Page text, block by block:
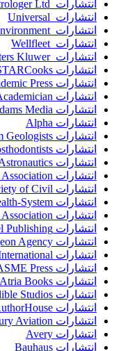
انتشارات The Wessex Astrologer Ltd
انتشارات Universal
انتشارات Water Environment
انتشارات Wellfleet
انتشارات Wolters Kluwer
انتشارات 5STARCooks
انتشارات Academic Press
انتشارات Academician
انتشارات Adams Media
انتشارات Alpha
انتشارات Amer Assn of Petroleum Geologists
انتشارات American College of Prosthodontists
انتشارات American Institute of Aeronautics and Astronautics
انتشارات American Pharmacists Association
انتشارات American Society of Civil
انتشارات American Society of Health-System
انتشارات American Water Works Association
انتشارات Andrews McMeel Publishing
انتشارات Applied Sturgeon Agency
انتشارات ASM International
انتشارات ASME Press
انتشارات Atria Books
انتشارات Audible Studios
انتشارات AuthorHouse
انتشارات Avebury Aviation
انتشارات Avery
انتشارات Bauhaus